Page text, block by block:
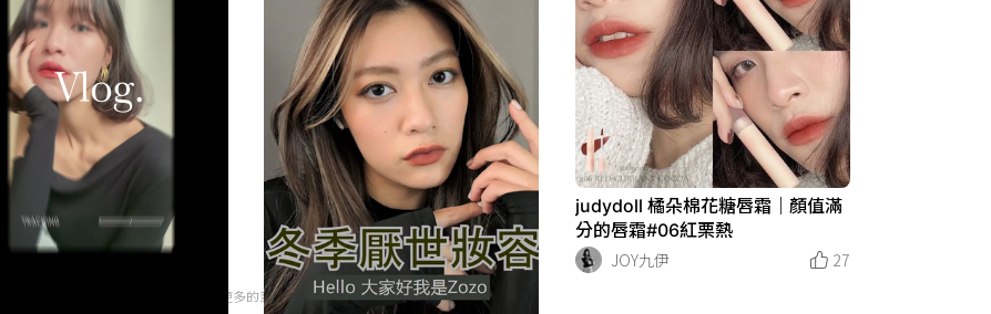
judydoll 橘朵棉花糖唇霜｜顏值滿
分的唇霜#06紅栗熱
JOY九伊
27
沒有更多的筆記了